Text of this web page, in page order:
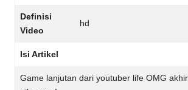
Definisi
Video
hd
Isi Artikel
Game lanjutan dari youtuber life OMG